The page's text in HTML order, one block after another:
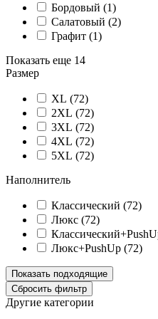
Бордовый (1)
Салатовый (2)
Графит (1)
Показать еще 14
Размер
XL (72)
2XL (72)
3XL (72)
4XL (72)
5XL (72)
Наполнитель
Классический (72)
Люкс (72)
Люкс+PushUp (72)
Другие категории